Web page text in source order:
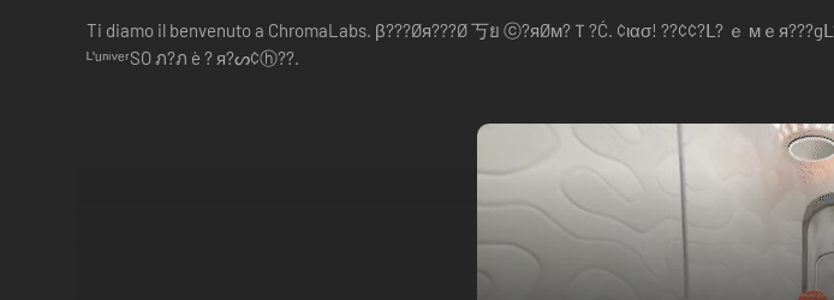
Ti diamo il benvenuto a ChromaLabs. β???Øя???Ø 丂ย ⓒ?яØм?Ｔ?Ć. ¢ιασ! ??¢¢?ᒪ? ｅ мｅ
ᴸ'ᵘⁿⁱᵛᵉʳSO ภ?ภ è ? я?ᔕ¢ⓗ??.